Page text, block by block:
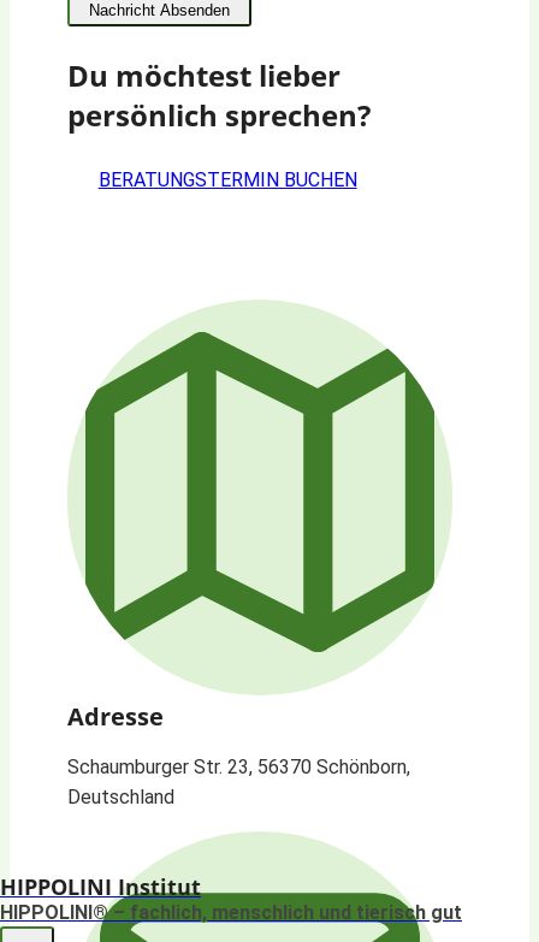
HIPPOLINI Institut
HIPPOLINI® – fachlich, menschlich und tierisch gut
Nachricht Absenden
Du möchtest lieber
persönlich sprechen?
BERATUNGSTERMIN BUCHEN
Adresse
Schaumburger Str. 23, 56370 Schönborn,
Deutschland